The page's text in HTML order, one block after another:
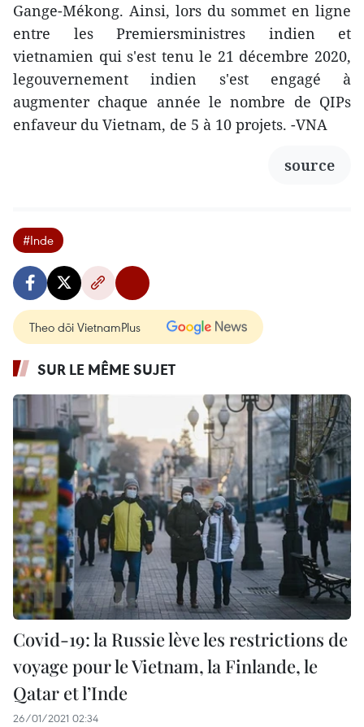
Gange-Mékong. Ainsi, lors du sommet en ligne
entre les Premiersministres indien et
vietnamien qui s'est tenu le 21 décembre 2020,
legouvernement indien s'est engagé à
augmenter chaque année le nombre de QIPs
enfaveur du Vietnam, de 5 à 10 projets. -VNA
source
#Inde
Theo dõi VietnamPlus
SUR LE MÊME SUJET
Covid-19: la Russie lève les restrictions de
voyage pour le Vietnam, la Finlande, le
Qatar et l’Inde
26/01/2021 02:34